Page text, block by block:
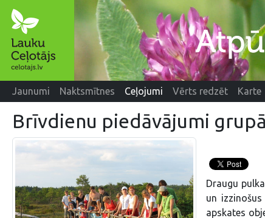
Jaunumi Naktsmītnes Ceļojumi Vērts redzēt Karte
Brīvdienu piedāvājumi
Draugu
un
apskates